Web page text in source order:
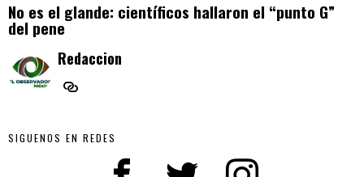
No es el glande: científicos hallaron el “punto G”
del pene
Redaccion
SIGUENOS EN REDES